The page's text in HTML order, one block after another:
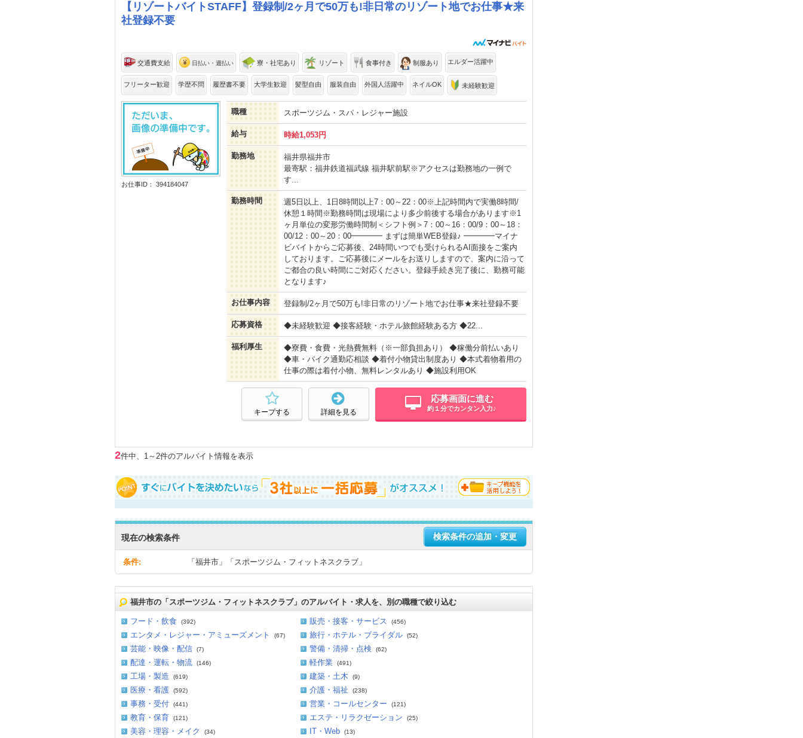
【リゾートバイトSTAFF】登録制/2ヶ月で50万も!非日常のリゾート地でお仕事★来
社登録不要
交通費支給 日払い・週払い 寮・社宅あり リゾート 食事付き 制服あり エルダー活躍中
フリーター歓迎 学歴不問 履歴書不要 大学生歓迎 髪型自由 服装自由 外国人活躍中 ネイルOK 未経験歓迎
お仕事ID： 394184047
職種 スポーツジム・スパ・レジャー施設
給与 時給1,053円
勤務地
福井県福井市
最寄駅：福井鉄道福武線 福井駅前駅※アクセスは勤務地の一例で
す...
勤務時間
週5日以上、1日8時間以上7：00～22：00※上記時間内で実働8時間/
休憩１時間※勤務時間は現場により多少前後する場合があります※1
ヶ月単位の変形労働時間制＜シフト例＞7：00～16：00/9：00～18：
00/12：00～20：00━━━━ まずは簡単WEB登録♪ ━━━━マイナ
ビバイトからご応募後、24時間いつでも受けられるAI面接をご案内
しております。ご応募後にメールをお送りしますので、案内に沿って
ご都合の良い時間にご対応ください。登録手続き完了後に、勤務可能
となります♪
お仕事内容 登録制/2ヶ月で50万も!非日常のリゾート地でお仕事★来社登録不要
応募資格 ◆未経験歓迎 ◆接客経験・ホテル旅館経験ある方 ◆22...
福利厚生
◆寮費・食費・光熱費無料（※一部負担あり） ◆稼働分前払いあり
◆車・バイク通勤応相談 ◆着付小物貸出制度あり ◆本式着物着用の
仕事の際は着付小物、無料レンタルあり ◆施設利用OK
応募画面に進む
約１分でカンタン入力♪
詳細を見る
キープする
2件中、1～2件のアルバイト情報を表示
現在の検索条件 検索条件の追加・変更
条件: 「福井市」「スポーツジム・フィットネスクラブ」
福井市の「スポーツジム・フィットネスクラブ」のアルバイト・求人を、別の職種で絞り込む
フード・飲食 (392) 販売・接客・サービス (456)
エンタメ・レジャー・アミューズメント (67) 旅行・ホテル・ブライダル (52)
芸能・映像・配信 (7) 警備・清掃・点検 (62)
配達・運転・物流 (146) 軽作業 (491)
工場・製造 (619) 建築・土木 (9)
医療・看護 (592) 介護・福祉 (238)
事務・受付 (441) 営業・コールセンター (121)
教育・保育 (121) エステ・リラクゼーション (25)
美容・理容・メイク (34) IT・Web (13)